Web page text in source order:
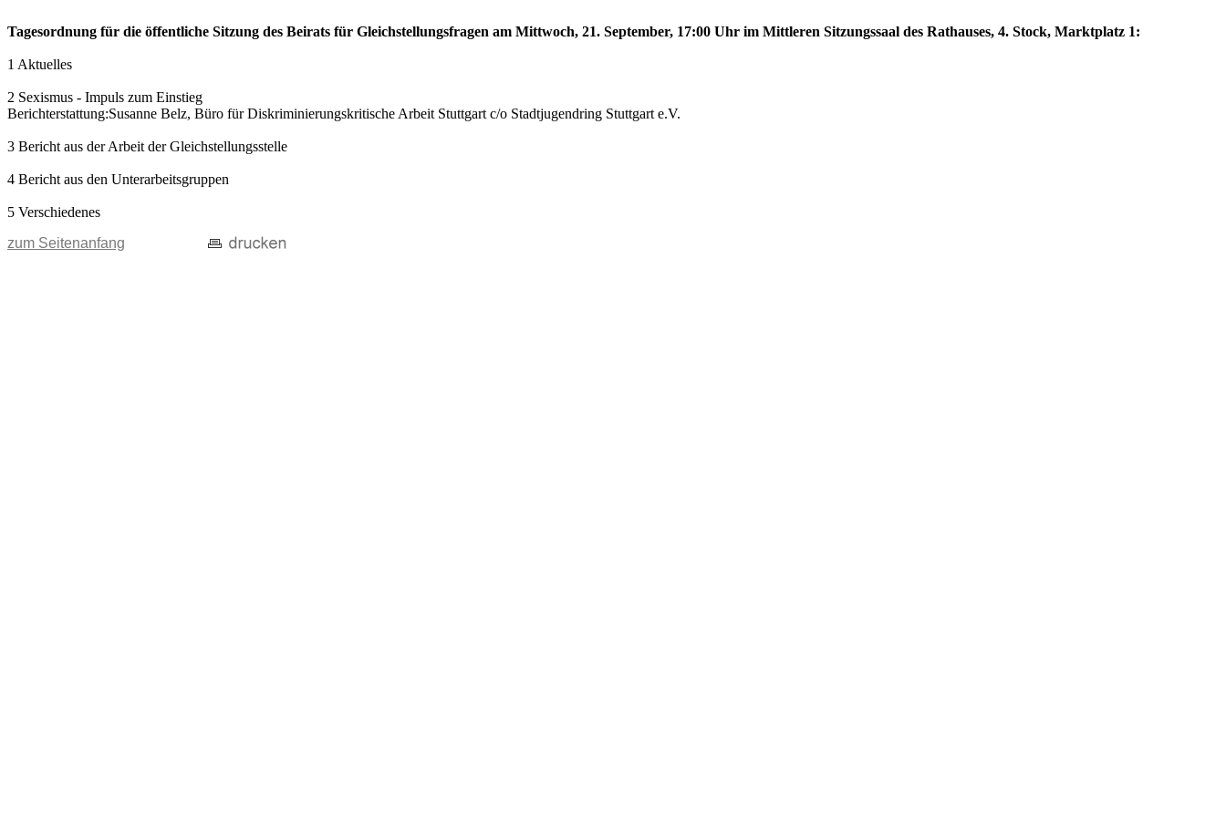
Tagesordnung für die öffentliche Sitzung des Beirats für Gleichstellungsfragen am Mittwoch, 21. September, 17:00 Uhr im Mittleren Sitzungssaal des Rathauses, 4. Stock, Marktplatz 1:
1 Aktuelles
2 Sexismus - Impuls zum Einstieg
Berichterstattung:Susanne Belz, Büro für Diskriminierungskritische Arbeit Stuttgart c/o Stadtjugendring Stuttgart e.V.
3 Bericht aus der Arbeit der Gleichstellungsstelle
4 Bericht aus den Unterarbeitsgruppen
5 Verschiedenes
zum Seitenanfang